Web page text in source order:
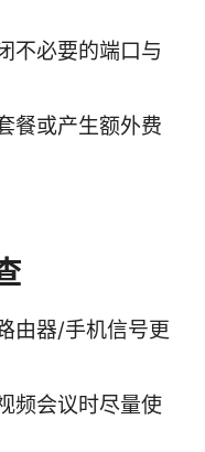
不必要的端口与
餐或产生额外费
由器/手机信号更
频会议时尽量使